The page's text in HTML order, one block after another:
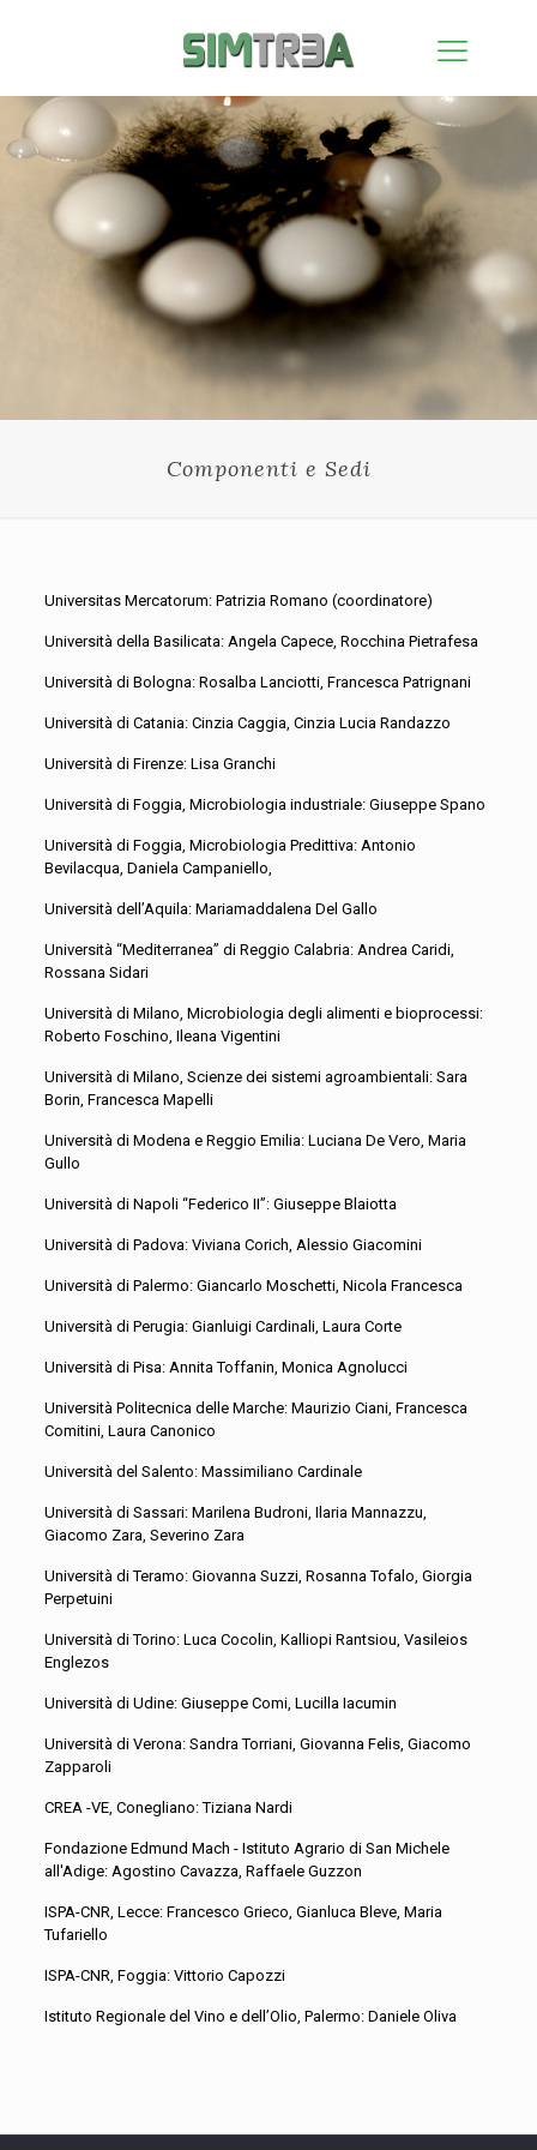
Componenti e Sedi
Universitas Mercatorum: Patrizia Romano (coordinatore)
Università della Basilicata: Angela Capece, Rocchina Pietrafesa
Università di Bologna: Rosalba Lanciotti, Francesca Patrignani
Università di Catania: Cinzia Caggia, Cinzia Lucia Randazzo
Università di Firenze: Lisa Granchi
Università di Foggia, Microbiologia industriale: Giuseppe Spano
Università di Foggia, Microbiologia Predittiva: Antonio
Bevilacqua, Daniela Campaniello,
Università dell’Aquila: Mariamaddalena Del Gallo
Università “Mediterranea” di Reggio Calabria: Andrea Caridi,
Rossana Sidari
Università di Milano, Microbiologia degli alimenti e bioprocessi:
Roberto Foschino, Ileana Vigentini
Università di Milano, Scienze dei sistemi agroambientali: Sara
Borin, Francesca Mapelli
Università di Modena e Reggio Emilia: Luciana De Vero, Maria
Gullo
Università di Napoli “Federico II”: Giuseppe Blaiotta
Università di Padova: Viviana Corich, Alessio Giacomini
Università di Palermo: Giancarlo Moschetti, Nicola Francesca
Università di Perugia: Gianluigi Cardinali, Laura Corte
Università di Pisa: Annita Toffanin, Monica Agnolucci
Università Politecnica delle Marche: Maurizio Ciani, Francesca
Comitini, Laura Canonico
Università del Salento: Massimiliano Cardinale
Università di Sassari: Marilena Budroni, Ilaria Mannazzu,
Giacomo Zara, Severino Zara
Università di Teramo: Giovanna Suzzi, Rosanna Tofalo, Giorgia
Perpetuini
Università di Torino: Luca Cocolin, Kalliopi Rantsiou, Vasileios
Englezos
Università di Udine: Giuseppe Comi, Lucilla Iacumin
Università di Verona: Sandra Torriani, Giovanna Felis, Giacomo
Zapparoli
CREA -VE, Conegliano: Tiziana Nardi
Fondazione Edmund Mach - Istituto Agrario di San Michele
all'Adige: Agostino Cavazza, Raffaele Guzzon
ISPA-CNR, Lecce: Francesco Grieco, Gianluca Bleve, Maria
Tufariello
ISPA-CNR, Foggia: Vittorio Capozzi
Istituto Regionale del Vino e dell’Olio, Palermo: Daniele Oliva